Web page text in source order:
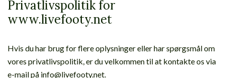
Privatlivspolitik for
www.livefooty.net
Hvis du har brug for flere oplysninger eller har spørgsmål om
vores privatlivspolitik, er du velkommen til at kontakte os via
e-mail på info@livefooty.net.